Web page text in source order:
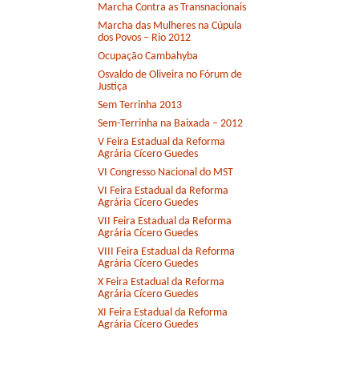
Marcha Contra as Transnacionais
Marcha das Mulheres na Cúpula
dos Povos – Rio 2012
Ocupação Cambahyba
Osvaldo de Oliveira no Fórum de
Justiça
Sem Terrinha 2013
Sem-Terrinha na Baixada – 2012
V Feira Estadual da Reforma
Agrária Cícero Guedes
VI Congresso Nacional do MST
VI Feira Estadual da Reforma
Agrária Cícero Guedes
VII Feira Estadual da Reforma
Agrária Cícero Guedes
VIII Feira Estadual da Reforma
Agrária Cícero Guedes
X Feira Estadual da Reforma
Agrária Cícero Guedes
XI Feira Estadual da Reforma
Agrária Cícero Guedes